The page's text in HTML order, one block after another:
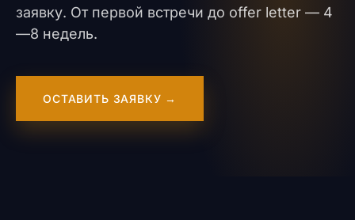
заявку. От первой встречи до offer letter — 4
—8 недель.
ОСТАВИТЬ ЗАЯВКУ →